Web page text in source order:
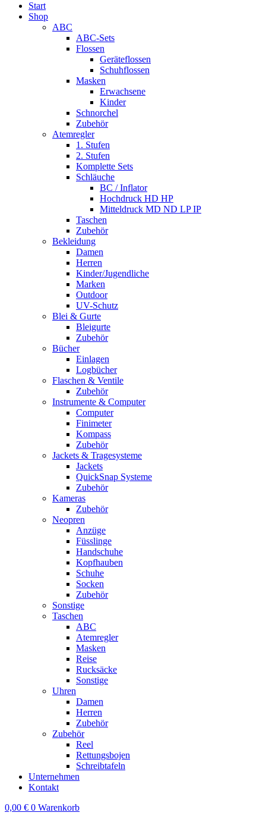
Start
Shop
ABC
ABC-Sets
Flossen
Geräteflossen
Schuhflossen
Masken
Erwachsene
Kinder
Schnorchel
Zubehör
Atemregler
1. Stufen
2. Stufen
Komplette Sets
Schläuche
BC / Inflator
Hochdruck HD HP
Mitteldruck MD ND LP IP
Taschen
Zubehör
Bekleidung
Damen
Herren
Kinder/Jugendliche
Marken
Outdoor
UV-Schutz
Blei & Gurte
Bleigurte
Zubehör
Bücher
Einlagen
Logbücher
Flaschen & Ventile
Zubehör
Instrumente & Computer
Computer
Finimeter
Kompass
Zubehör
Jackets & Tragesysteme
Jackets
QuickSnap Systeme
Zubehör
Kameras
Zubehör
Neopren
Anzüge
Füsslinge
Handschuhe
Kopfhauben
Schuhe
Socken
Zubehör
Sonstige
Taschen
ABC
Atemregler
Masken
Reise
Rucksäcke
Sonstige
Uhren
Damen
Herren
Zubehör
Zubehör
Reel
Rettungsbojen
Schreibtafeln
Unternehmen
Kontakt
0,00 € 0 Warenkorb